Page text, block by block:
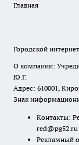
Главная
Городской
О компании:
Ю.Г.
Адрес: 610001,
Знак
Контакты:
red@pg52.ru
Рекламный